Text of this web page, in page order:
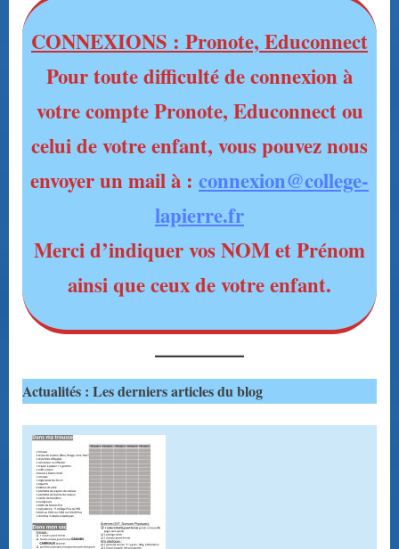
CONNEXIONS : Pronote, Educonnect
Pour toute difficulté de connexion à
votre compte Pronote, Educonnect ou
celui de votre enfant, vous pouvez nous
envoyer un mail à : connexion@college-
lapierre.fr
Merci d’indiquer vos NOM et Prénom
ainsi que ceux de votre enfant.
Actualités : Les derniers articles du blog